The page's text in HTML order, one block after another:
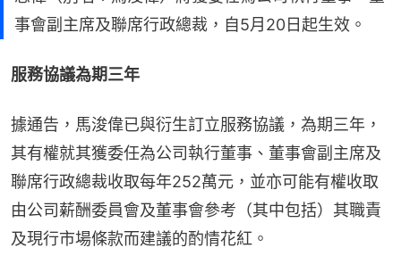
事會副主席及聯席行政總裁，自5月20日起生效。
服務協議為期三年
據通告，馬浚偉已與衍生訂立服務協議，為期三年，
其有權就其獲委任為公司執行董事、董事會副主席及
聯席行政總裁收取每年252萬元，並亦可能有權收取
由公司薪酬委員會及董事會參考（其中包括）其職責
及現行市場條款而建議的酌情花紅。